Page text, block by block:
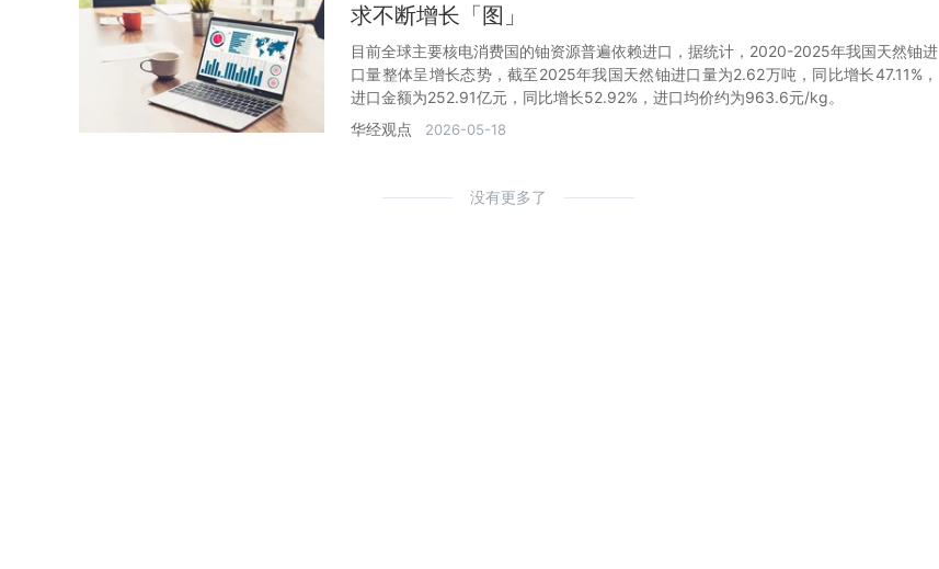
求不断增长「图」
目前全球主要核电消费国的铀资源普遍依赖进口，据统计，2020-2025年我国天然铀进
口量整体呈增长态势，截至2025年我国天然铀进口量为2.62万吨，同比增长47.11%，
进口金额为252.91亿元，同比增长52.92%，进口均价约为963.6元/kg。
华经观点
2026-05-18
没有更多了